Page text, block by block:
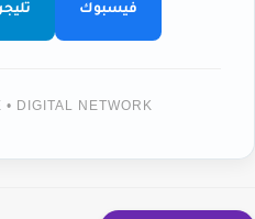
فيسبوك
DIGITAL NETWORK